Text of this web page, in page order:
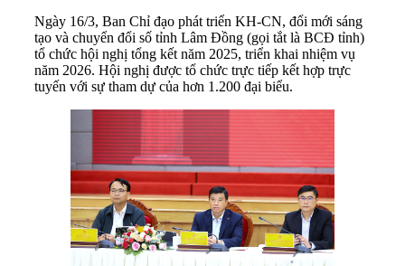
Ngày 16/3, Ban Chỉ đạo phát triển KH-CN, đổi mới sáng
tạo và chuyển đổi số tỉnh Lâm Đồng (gọi tắt là BCĐ tỉnh)
tổ chức hội nghị tổng kết năm 2025, triển khai nhiệm vụ
năm 2026. Hội nghị được tổ chức trực tiếp kết hợp trực
tuyến với sự tham dự của hơn 1.200 đại biểu.